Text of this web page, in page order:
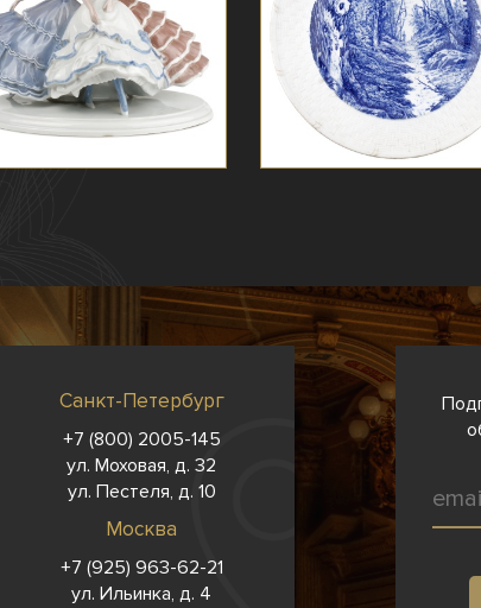
Санкт-Петербург
+7 (800) 2005-145
ул. Моховая, д. 32
ул. Пестеля, д. 10
Москва
+7 (925) 963-62-21
ул. Ильинка, д. 4